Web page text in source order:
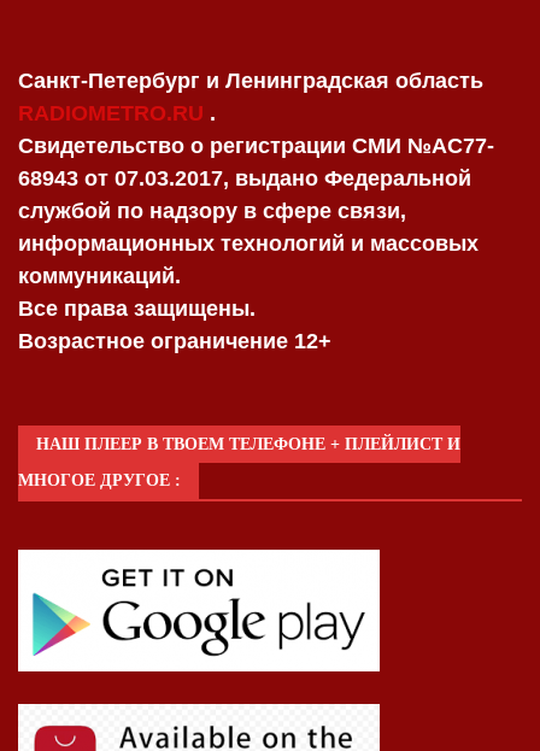
Санкт-Петербург и Ленинградская область
RADIOMETRO.RU .
Свидетельство о регистрации СМИ №AC77-
68943 от 07.03.2017, выдано Федеральной
службой по надзору в сфере связи,
информационных технологий и массовых
коммуникаций.
Все права защищены.
Возрастное ограничение 12+
НАШ ПЛЕЕР В ТВОЕМ ТЕЛЕФОНЕ + ПЛЕЙЛИСТ И
МНОГОЕ ДРУГОЕ :